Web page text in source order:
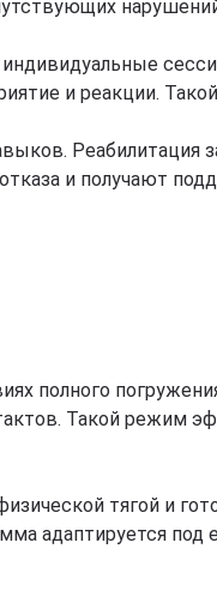
и реакции.
Реабилитация
и получают
полного
Такой режим
тягой и
адаптируется